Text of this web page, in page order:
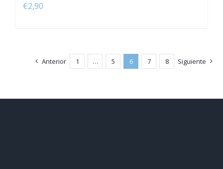
€2,90
Anterior 1 … 5 6 7 8 Siguiente